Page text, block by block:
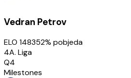
Vedran Petrov
ELO 148352% pobjeda
4A. Liga
Q4
Milestones